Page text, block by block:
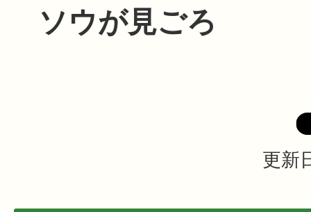
ソウが見ごろ
更新